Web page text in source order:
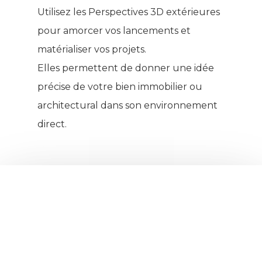
Utilisez les Perspectives 3D extérieures
pour amorcer vos lancements et
matérialiser vos projets.
Elles permettent de donner une idée
précise de votre bien immobilier ou
architectural dans son environnement
direct.